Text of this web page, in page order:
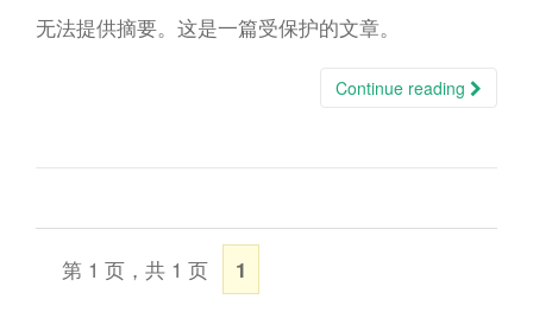
无法提供摘要。这是一篇受保护的文章。
Continue reading
第 1 页，共 1 页 1